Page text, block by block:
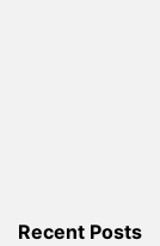
Recent Posts